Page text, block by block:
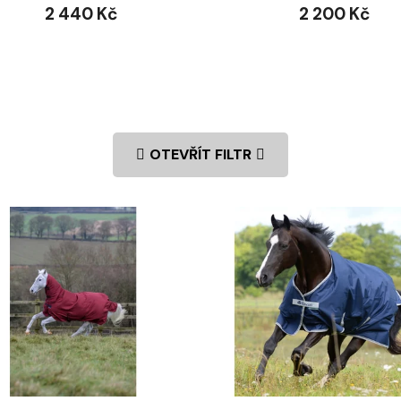
2 440 Kč 2 200 Kč
OTEVŘÍT FILTR